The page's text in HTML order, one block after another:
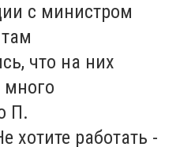
с министром
что на них
П.
хотите работать -